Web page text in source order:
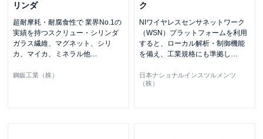
リンダ
超耐摩耗・耐腐食性で 業界No.1の
実績を持つスクリュー・シリンダ
ガラス繊維、マグネット、シリ
カ、マイカ、ミネラル他…
鋼鈑工業（株）
ク
NIワイヤレスセンサネットワーク
（WSN）プラットフォームを利用
すると、ローカル解析・制御機能
を備え、工業規格にも準拠し …
日本ナショナルインスツルメンツ
（株）